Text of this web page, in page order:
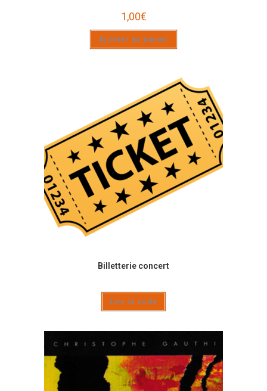
1,00€
Ajouter au panier
Billetterie concert
Lire la suite